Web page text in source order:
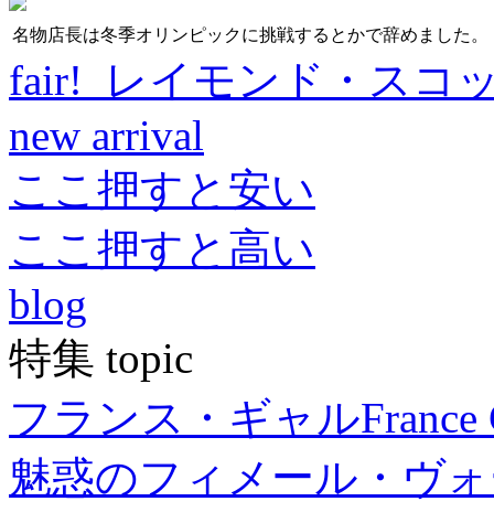
名物店長は冬季オリンピックに挑戦するとかで辞めました。
fair! レイモンド・スコ
new arrival
ここ押すと安い
ここ押すと高い
blog
特集 topic
フランス・ギャルFrance
魅惑のフィメール・ヴ